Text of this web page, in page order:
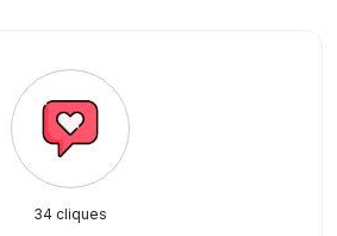
34 cliques